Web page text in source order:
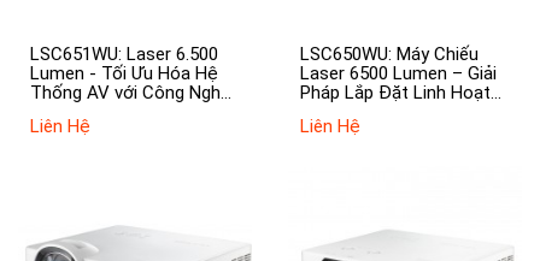
LSC651WU: Laser 6.500
Lumen - Tối Ưu Hóa Hệ
Thống AV với Công Nghệ
Liên Hệ
LSC650WU: Máy Chiếu
Laser 6500 Lumen – Giải
Pháp Lắp Đặt Linh Hoạt
Liên Hệ